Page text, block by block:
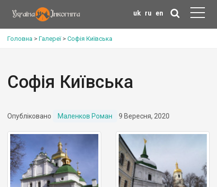
uk ru en
Головна > Галереї> Софія Київська
Софія Київська
Опубліковано Маленков Роман 9 Вересня, 2020